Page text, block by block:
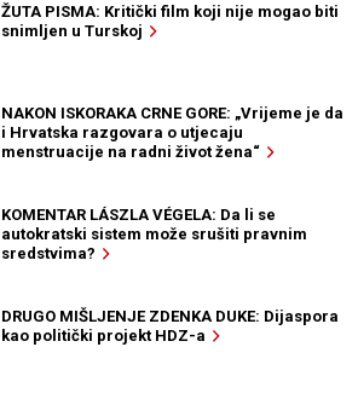
ŽUTA PISMA: Kritički film koji nije mogao biti
snimljen u Turskoj
NAKON ISKORAKA CRNE GORE: „Vrijeme je da
i Hrvatska razgovara o utjecaju
menstruacije na radni život žena“
KOMENTAR LÁSZLA VÉGELA: Da li se
autokratski sistem može srušiti pravnim
sredstvima?
DRUGO MIŠLJENJE ZDENKA DUKE: Dijaspora
kao politički projekt HDZ-a